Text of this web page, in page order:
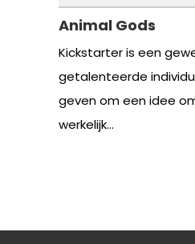
Animal Gods
Kickstarter is een
getalenteerde
geven om een idee
werkelijk...